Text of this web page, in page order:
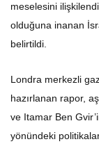
meselesini
olduğuna inanan
belirtildi.
Londra merkezli
hazırlanan rapor,
ve Itamar Ben
yönündeki